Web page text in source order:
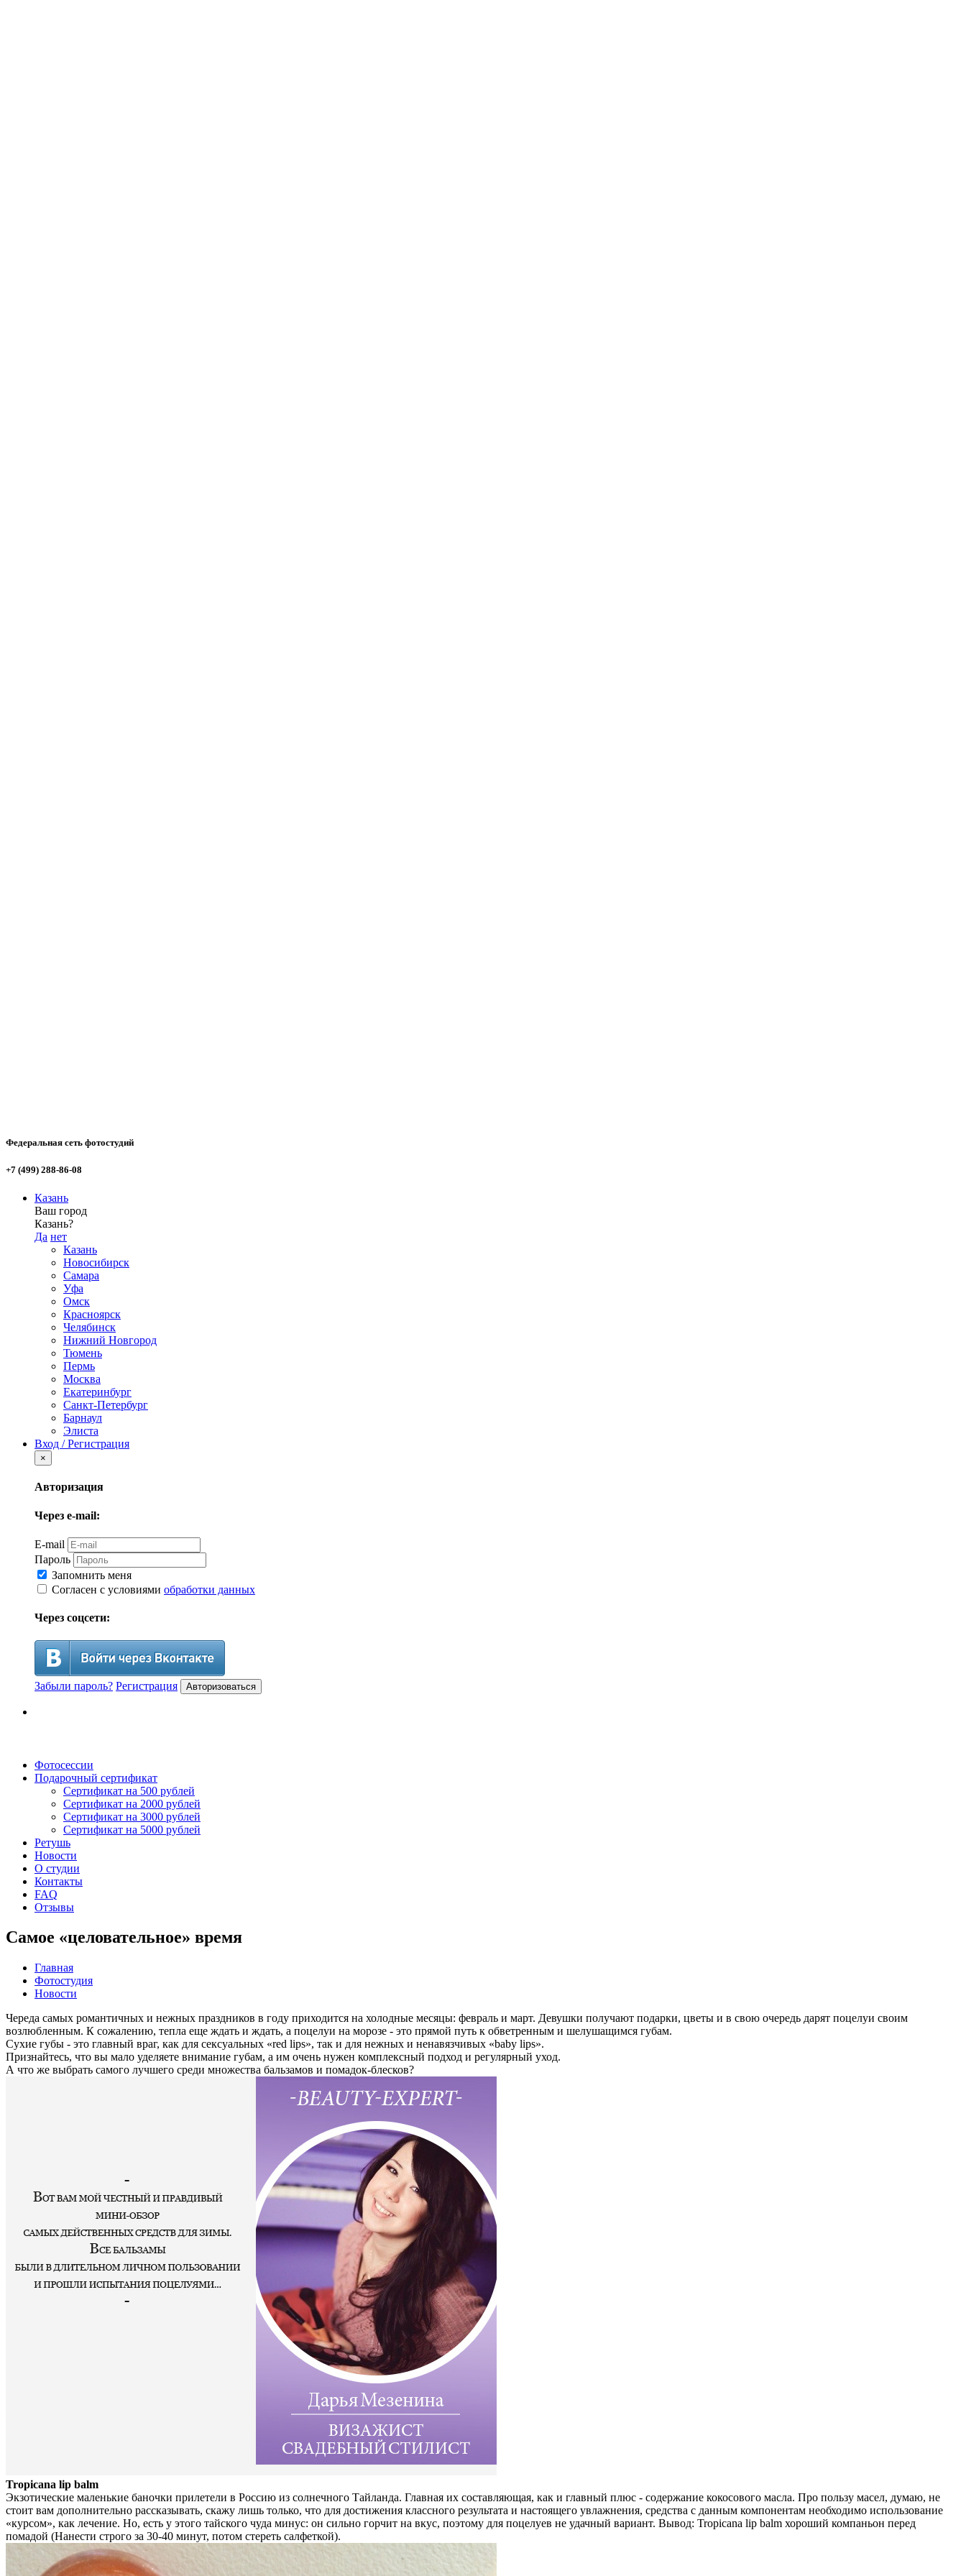
Федеральная сеть фотостудий
+7 (499) 288-86-08
Казань
Ваш город
Казань?
Да нет
Казань
Новосибирск
Самара
Уфа
Омск
Красноярск
Челябинск
Нижний Новгород
Тюмень
Пермь
Москва
Екатеринбург
Санкт-Петербург
Барнаул
Элиста
Вход / Регистрация
×
Авторизация
Через e-mail:
E-mail
Пароль
Запомнить меня
Согласен с условиями обработки данных
Через соцсети:
Забыли пароль? Регистрация Авторизоваться
Фотосессии
Подарочный сертификат
Сертификат на 500 рублей
Сертификат на 2000 рублей
Сертификат на 3000 рублей
Сертификат на 5000 рублей
Ретушь
Новости
О студии
Контакты
FAQ
Отзывы
Самое «целовательное» время
Главная
Фотостудия
Новости
Череда самых романтичных и нежных праздников в году приходится на холодные месяцы: февраль и март. Девушки получают подарки, цветы и в свою очередь дарят поцелуи своим
возлюбленным. К сожалению, тепла еще ждать и ждать, а поцелуи на морозе - это прямой путь к обветренным и шелушащимся губам.
Cухие губы - это главный враг, как для сексуальных «red lips», так и для нежных и ненавязчивых «baby lips».
Признайтесь, что вы мало уделяете внимание губам, а им очень нужен комплексный подход и регулярный уход.
А что же выбрать самого лучшего среди множества бальзамов и помадок-блесков?
Tropicana lip balm
Экзотические маленькие баночки прилетели в Россию из солнечного Тайланда. Главная их составляющая, как и главный плюс - содержание кокосового масла. Про пользу масел, думаю, не
стоит вам дополнительно рассказывать, скажу лишь только, что для достижения классного результата и настоящего увлажнения, средства с данным компонентам необходимо использование
«курсом», как лечение. Но, есть у этого тайского чуда минус: он сильно горчит на вкус, поэтому для поцелуев не удачный вариант. Вывод: Tropicana lip balm хороший компаньон перед
помадой (Нанести строго за 30-40 минут, потом стереть салфеткой).